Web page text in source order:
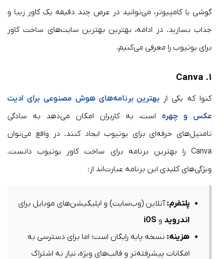
گوشی یا کامپیوتر، می‌توانید در عرض چند دقیقه یک کاور زیبا و
جذاب بسازید. در ادامه، بهترین بهترین سایت‌های ساخت کاور
برای یوتیوب را معرفی می‌کنیم.
۱. Canva
کنوا که یکی ازبهترین برنامه‌های هوش مصنوعی برای ادیت
عکس و چهره است، به کاربران امکان می‌دهد به‌ سادگی
تامنیل‌های حرفه‌ای برای یوتیوب ایجاد کنند. در واقع می‌توان
Canva را بهترین برنامه برای ساخت کاور یوتیوب دانست.
ویژگی‌های کلیدی این برنامه عبارت‌اند از:​
پلتفرم: آنلاین (وب‌سایت) و اپلیکیشن‌های موبایل برای
اندروید و iOS
هزینه: نسخه پایه رایگان است؛ اما برای دسترسی به
امکانات پیشرفته‌تر و قالب‌های ویژه، نیاز به اشتراک